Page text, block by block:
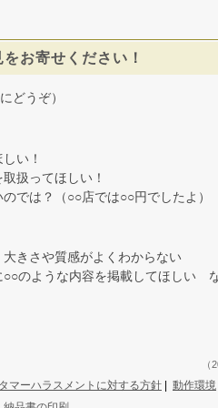
お寄せください！
どうぞ）
い！
扱ってほしい！
では？（○○店では○○円でしたよ
きさや質感がよくわからない
のような内容を掲載してほしい
マーハラスメントに対する方針
動作環境